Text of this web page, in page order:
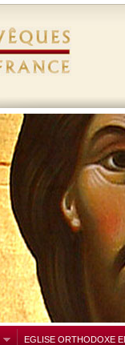
EGLISE ORTHODOXE